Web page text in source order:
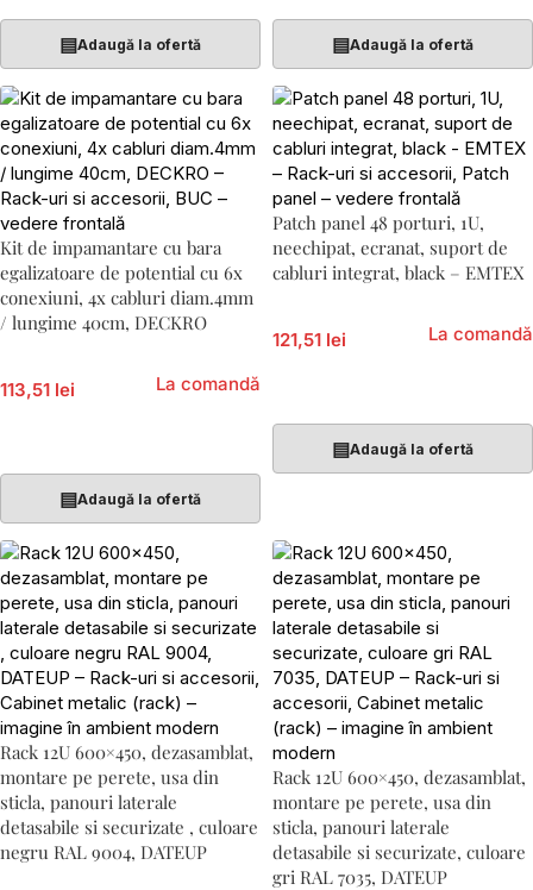
▤Adaugă la ofertă ▤Adaugă la ofertă
Kit de impamantare cu bara
egalizatoare de potential cu 6x
conexiuni, 4x cabluri diam.4mm
/ lungime 40cm, DECKRO
113,51 lei La comandă
▤Adaugă la ofertă
Patch panel 48 porturi, 1U,
neechipat, ecranat, suport de
cabluri integrat, black – EMTEX
121,51 lei La comandă
▤Adaugă la ofertă
Rack 12U 600×450, dezasamblat,
montare pe perete, usa din
sticla, panouri laterale
detasabile si securizate , culoare
negru RAL 9004, DATEUP
Rack 12U 600×450, dezasamblat,
montare pe perete, usa din
sticla, panouri laterale
detasabile si securizate, culoare
gri RAL 7035, DATEUP